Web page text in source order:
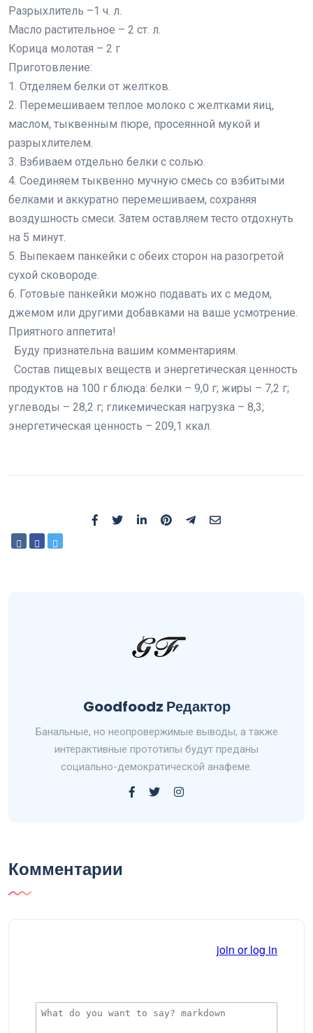
Разрыхлитель –1 ч. л.
Масло растительное – 2 ст. л.
Корица молотая – 2 г
Приготовление:
1. Отделяем белки от желтков.
2. Перемешиваем теплое молоко с желтками яиц,
маслом, тыквенным пюре, просеянной мукой и
разрыхлителем.
3. Взбиваем отдельно белки с солью.
4. Соединяем тыквенно мучную смесь со взбитыми
белками и аккуратно перемешиваем, сохраняя
воздушность смеси. Затем оставляем тесто отдохнуть
на 5 минут.
5. Выпекаем панкейки с обеих сторон на разогретой
сухой сковороде.
6. Готовые панкейки можно подавать их с медом,
джемом или другими добавками на ваше усмотрение.
Приятного аппетита!
Буду признательна вашим комментариям.
Состав пищевых веществ и энергетическая ценность
продуктов на 100 г блюда: белки – 9,0 г; жиры – 7,2 г;
углеводы – 28,2 г; гликемическая нагрузка – 8,3;
энергетическая ценность – 209,1 ккал.
Редактор
Goodfoodz Редактор
Банальные, но неопровержимые выводы, а также
интерактивные прототипы будут преданы
социально-демократической анафеме.
Комментарии